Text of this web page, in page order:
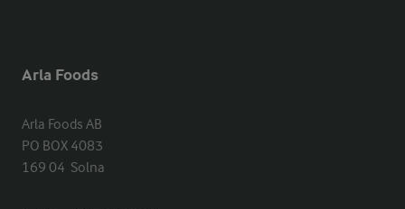
Arla Foods
Arla Foods AB
PO BOX 4083
169 04  Solna